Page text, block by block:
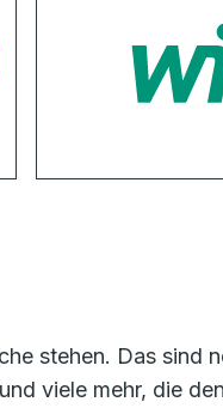
stehen. Das sind
viele mehr, die